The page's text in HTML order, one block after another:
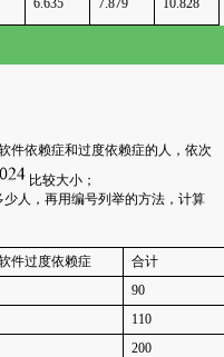
件依赖症和过度依赖症的人，依次
比较大小；
少人，再用编号列举的方法，计算
件过度依赖症
合计
90
110
200